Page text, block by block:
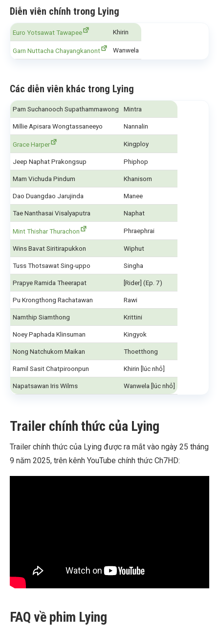
Diễn viên chính trong Lying
Euro Yotsawat Tawapee Khirin
Garn Nuttacha Chayangkanont Wanwela
Các diễn viên khác trong Lying
Pam Suchanooch Supathammawong Mintra
Millie Apisara Wongtassaneeyo Nannalin
Grace Harper Kingploy
Jeep Naphat Prakongsup Phiphop
Mam Vichuda Pindum Khanisorn
Dao Duangdao Jarujinda Manee
Tae Nanthasai Visalyaputra Naphat
Mint Thishar Thurachon Phraephrai
Wins Bavat Siritirapukkon Wiphut
Tuss Thotsawat Sing-uppo Singha
Prapye Ramida Theerapat [Rider] (Ep. 7)
Pu Krongthong Rachatawan Rawi
Namthip Siamthong Krittini
Noey Paphada Klinsuman Kingyok
Nong Natchukorn Maikan Thoetthong
Ramil Sasit Chatpiroonpun Khirin [lúc nhỏ]
Napatsawan Iris Wilms Wanwela [lúc nhỏ]
Trailer chính thức của Lying
Trailer chính thức của Lying được ra mắt vào ngày 25 tháng
9 năm 2025, trên kênh YouTube chính thức Ch7HD:
FAQ về phim Lying